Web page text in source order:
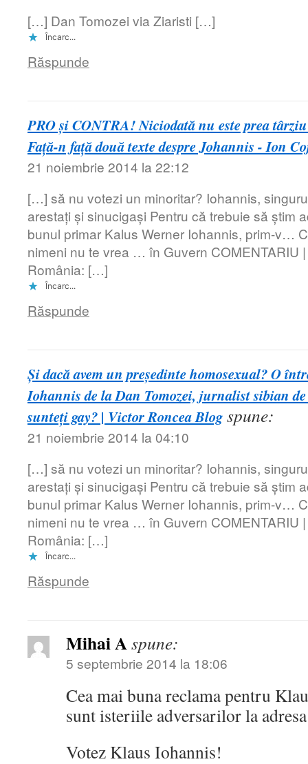
[…] Dan Tomozei via Ziaristi […]
Încarc...
Răspunde
PRO și CONTRA! Niciodată nu este prea
Față-n față două texte despre Johannis - Ion
21 noiembrie 2014 la 22:12
[…] să nu votezi un minoritar? Iohannis,
arestați și sinucigași Pentru că trebuie să știm
bunul primar Kalus Werner Iohannis, prim-v…
nimeni nu te vrea … în Guvern COMENTARIU
România: […]
Încarc...
Răspunde
Şi dacă avem un preşedinte homosexual? O
Iohannis de la Dan Tomozei, jurnalist sibian
sunteţi gay? | Victor Roncea Blog spune:
21 noiembrie 2014 la 04:10
[…] să nu votezi un minoritar? Iohannis,
arestați și sinucigași Pentru că trebuie să știm
bunul primar Kalus Werner Iohannis, prim-v…
nimeni nu te vrea … în Guvern COMENTARIU
România: […]
Încarc...
Răspunde
Mihai Aspune:
5 septembrie 2014 la 18:06
Cea mai buna reclama pentru
sunt isteriile adversarilor la
Votez Klaus Iohannis!